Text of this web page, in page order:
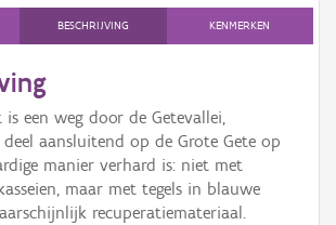
BESCHRIJVING KENMERKEN
is een weg door de Getevallei,
aansluitend op de Grote Gete op
manier verhard is: niet met
maar met tegels in blauwe
recuperatiemateriaal.